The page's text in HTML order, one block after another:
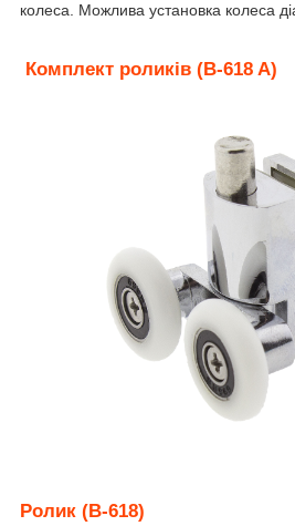
колеса. Можлива установка колеса
Комплект роликів (B-618 A)
Ролик (B-618)